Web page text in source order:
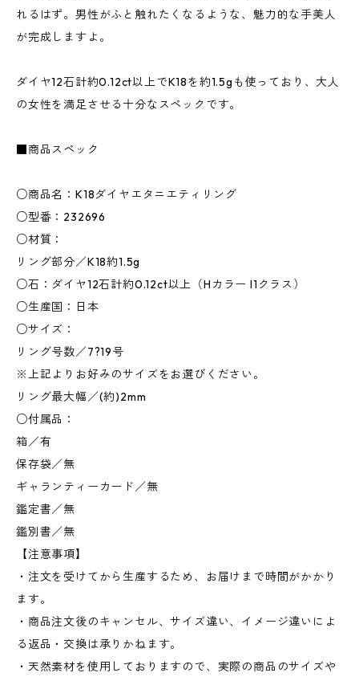
れるはず。男性がふと触れたくなるような、魅力的な手美人
が完成しますよ。
ダイヤ12石計約0.12ct以上でK18を約1.5gも使っており、大人
の女性を満足させる十分なスペックです。
■商品スペック
○商品名：K18ダイヤエタニエティリング
○型番：232696
○材質：
リング部分／K18約1.5g
○石：ダイヤ12石計約0.12ct以上（Hカラー I1クラス）
○生産国：日本
○サイズ：
リング号数／7?19号
※上記よりお好みのサイズをお選びください。
リング最大幅／(約)2mm
○付属品：
箱／有
保存袋／無
ギャランティーカード／無
鑑定書／無
鑑別書／無
【注意事項】
・注文を受けてから生産するため、お届けまで時間がかかり
ます。
・商品注文後のキャンセル、サイズ違い、イメージ違いによ
る返品・交換は承りかねます。
・天然素材を使用しておりますので、実際の商品のサイズや